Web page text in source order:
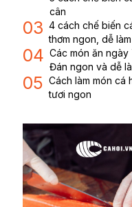
cân
03 4 cách chế biến
thơm ngon, dễ làm
04 Các món ăn
Đán ngon và dễ
05 Cách làm món cá
tươi ngon